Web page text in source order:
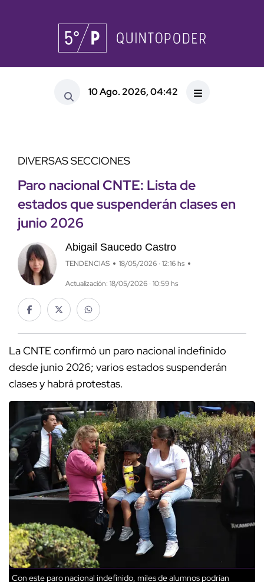
10 Ago. 2026, 04:42
DIVERSAS SECCIONES
Paro nacional CNTE: Lista de
estados que suspenderán clases en
junio 2026
Abigail Saucedo Castro
TENDENCIAS 18/05/2026 · 12:16 hs
Actualización: 18/05/2026 · 10:59 hs
La CNTE confirmó un paro nacional indefinido
desde junio 2026; varios estados suspenderán
clases y habrá protestas.
Con este paro nacional indefinido, miles de alumnos podrían